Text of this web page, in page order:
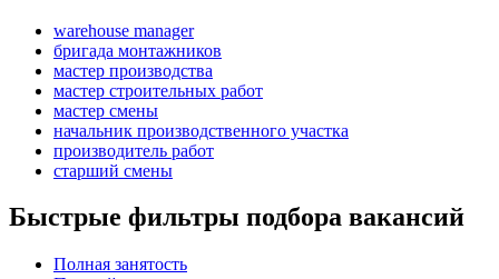
warehouse manager
бригада монтажников
мастер производства
мастер строительных работ
мастер смены
начальник производственного участка
производитель работ
старший смены
Быстрые фильтры подбора вакансий
Полная занятость